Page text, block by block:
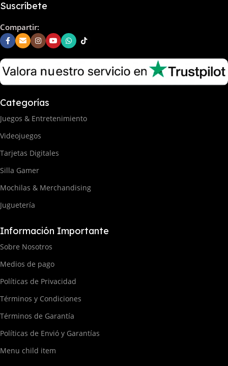
Suscríbete
Compartir:
Categorías
Juegos & Entretenimiento
Videojuegos
Tarjetas Digitales
Silla Gamer
Mochilas & Merchandising
Juguetería
Información Importante
Sobre Nosotros
Medios de pago
Políticas de Privacidad
Términos y Condiciones
Términos de Garantía
Políticas de Envió y Garantías
Menu child item